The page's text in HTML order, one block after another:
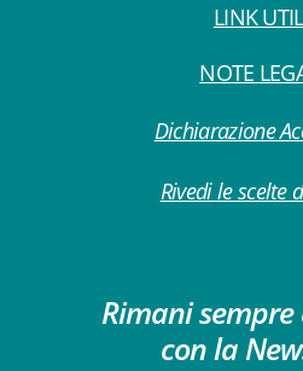
LINK
NOTE
Dichiarazione
Rivedi le scelte
Rimani
con la